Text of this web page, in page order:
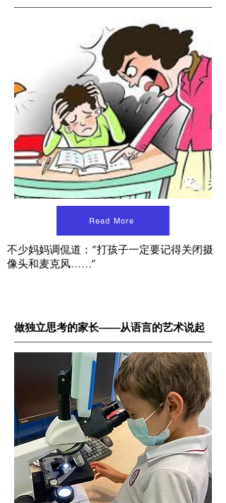
Read More
不少妈妈调侃道：“打孩子一定要记得关闭摄
像头和麦克风……”
做独立思考的家长——从语言的艺术说起